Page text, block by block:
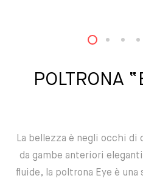
POLTRONA
La bellezza è negli occhi di
da gambe anteriori
fluide, la poltrona Eye è